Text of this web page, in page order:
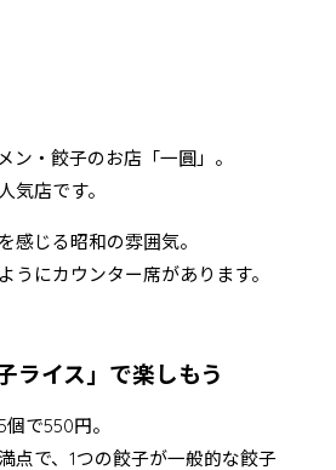
ン・餃子のお店「一圓」。
気店です。
感じる昭和の雰囲気。
うにカウンター席があります。
ライス」で楽しもう
で550円。
点で、1つの餃子が一般的な餃子